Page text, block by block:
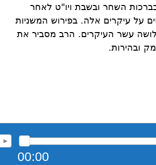
השחר ובשבת ויו"ט לאחר
על עיקרים אלה. בפירוש המשניות
עשר העיקרים. הרב מסביר את
ובהירות.
00:00